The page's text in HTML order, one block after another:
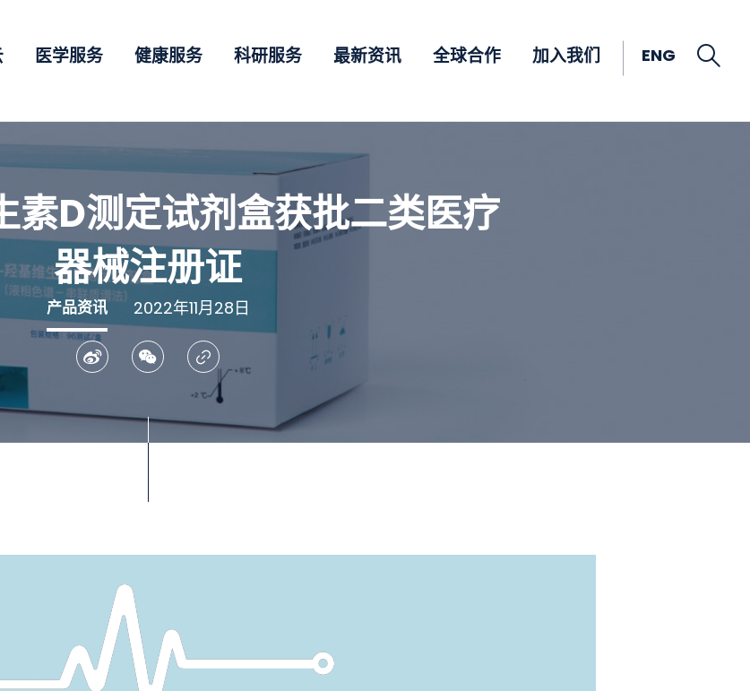
医学服务 健康服务 科研服务 最新资讯 全球合作 加入我们 ENG
素D测定试剂盒获批二类医疗
器械注册证
产品资讯 2022年11月28日
复制连结